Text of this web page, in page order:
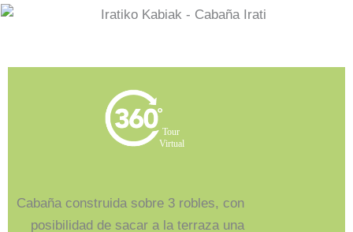
Tour
Virtual
Cabaña construida sobre 3 robles, con
posibilidad de sacar a la terraza una